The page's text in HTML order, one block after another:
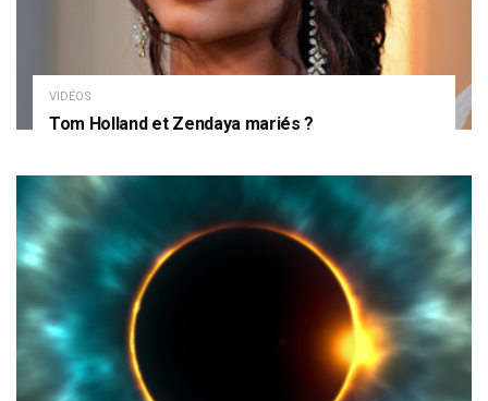
VIDÉOS
Tom Holland et Zendaya mariés ?